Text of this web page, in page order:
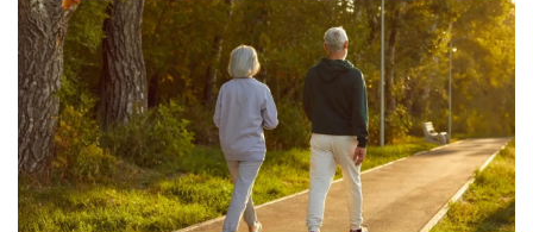
03. 08. 2026 13:23
Hibrid broj 1 koji osvaja Evropu, sada po specijalnoj
akcijskoj ceni od 19.990€ do 31.8.